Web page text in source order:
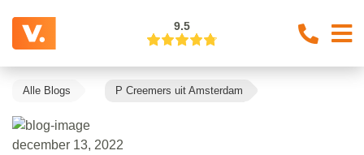
9.5
Alle Blogs P Creemers uit Amsterdam
december 13, 2022